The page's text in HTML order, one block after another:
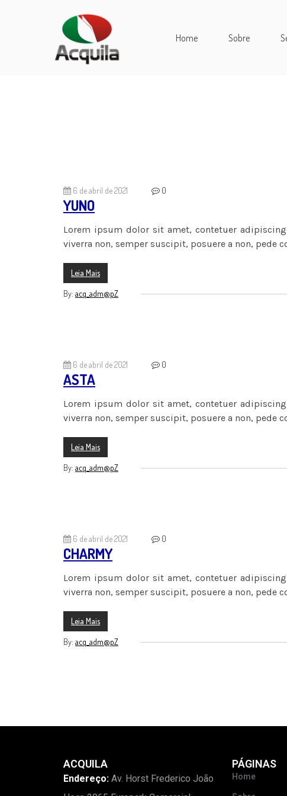
Home Sobre
6 de abril de 2021 0
YUNO
Lorem ipsum dolor sit amet, contetuer
viverra non, semper suscipit, posuere a non,
Leia Mais
By: acq_adm@pZ
6 de abril de 2021 0
ASTA
Lorem ipsum dolor sit amet, contetuer
viverra non, semper suscipit, posuere a non,
Leia Mais
By: acq_adm@pZ
6 de abril de 2021 0
CHARMY
Lorem ipsum dolor sit amet, contetuer
viverra non, semper suscipit, posuere a non,
Leia Mais
By: acq_adm@pZ
ACQUILA
Endereço: Av. Horst Frederico João
PÁGINAS
Home